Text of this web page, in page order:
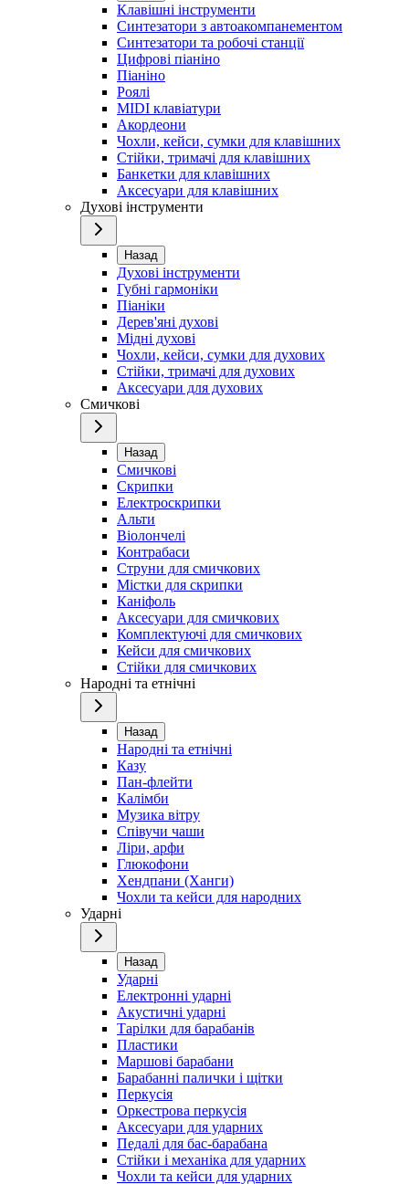
Клавішні інструменти
Синтезатори з автоакомпанементом
Синтезатори та робочі станції
Цифрові піаніно
Піаніно
Роялі
MIDI клавіатури
Акордеони
Чохли, кейси, сумки для клавішних
Стійки, тримачі для клавішних
Банкетки для клавішних
Аксесуари для клавішних
Духові інструменти
Назад
Духові інструменти
Губні гармоніки
Піаніки
Дерев'яні духові
Мідні духові
Чохли, кейси, сумки для духових
Стійки, тримачі для духових
Аксесуари для духових
Смичкові
Назад
Смичкові
Скрипки
Електроскрипки
Альти
Віолончелі
Контрабаси
Струни для смичкових
Містки для скрипки
Каніфоль
Аксесуари для смичкових
Комплектуючі для смичкових
Кейси для смичкових
Стійки для смичкових
Народні та етнічні
Назад
Народні та етнічні
Казу
Пан-флейти
Калімби
Музика вітру
Співучи чаши
Ліри, арфи
Глюкофони
Хендпани (Ханги)
Чохли та кейси для народних
Ударні
Назад
Ударні
Електронні ударні
Акустичні ударні
Тарілки для барабанів
Пластики
Маршові барабани
Барабанні палички і щітки
Перкусія
Оркестрова перкусія
Аксесуари для ударних
Педалі для бас-барабана
Стійки і механіка для ударних
Чохли та кейси для ударних